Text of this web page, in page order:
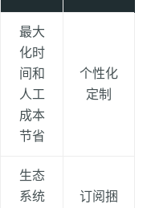
最大
化时
间和
人工
成本
节省
个性化
定制
生态
系统
订阅捆